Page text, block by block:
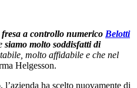
a controllo numerico Belotti
siamo molto soddisfatti di
molto affidabile e che nel
Helgesson.
ha scelto nuovamente di